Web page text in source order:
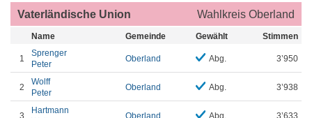
Vaterländische Union Wahlkreis Oberland
Name Gemeinde Gewählt Stimmen
1
Sprenger
Peter
Oberland Abg. 3’950
2
Wolff
Peter
Oberland Abg. 3’938
Hartmann